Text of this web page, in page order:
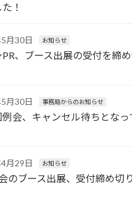
！
月30日 お知らせ
PR、ブース出展の受付を締
月30日 事務局からのお知らせ
会、キャンセル待ちとなっ
月29日 お知らせ
のブース出展、受付締め切